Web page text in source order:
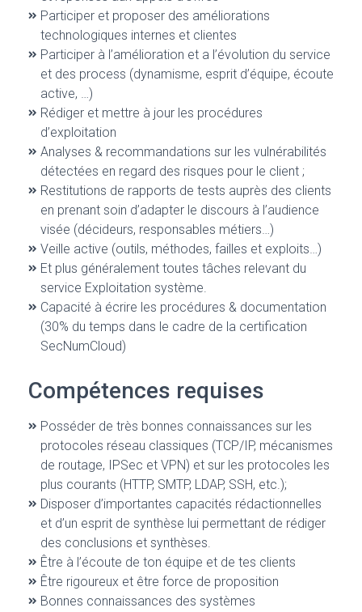
Participer et proposer des améliorations
technologiques internes et clientes
Participer à l’amélioration et a l’évolution du service
et des process (dynamisme, esprit d’équipe, écoute
active, …)
Rédiger et mettre à jour les procédures
d’exploitation
Analyses & recommandations sur les vulnérabilités
détectées en regard des risques pour le client ;
Restitutions de rapports de tests auprès des clients
en prenant soin d’adapter le discours à l’audience
visée (décideurs, responsables métiers…)
Veille active (outils, méthodes, failles et exploits…)
Et plus généralement toutes tâches relevant du
service Exploitation système.
Capacité à écrire les procédures & documentation
(30% du temps dans le cadre de la certification
SecNumCloud)
Compétences requises
Posséder de très bonnes connaissances sur les
protocoles réseau classiques (TCP/IP, mécanismes
de routage, IPSec et VPN) et sur les protocoles les
plus courants (HTTP, SMTP, LDAP, SSH, etc.);
Disposer d’importantes capacités rédactionnelles
et d’un esprit de synthèse lui permettant de rédiger
des conclusions et synthèses.
Être à l’écoute de ton équipe et de tes clients
Être rigoureux et être force de proposition
Bonnes connaissances des systèmes